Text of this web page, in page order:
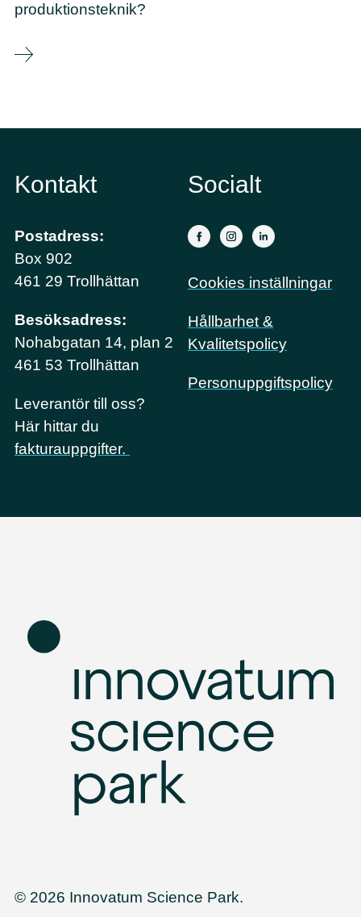
produktionsteknik?
Kontakt
Postadress:
Box 902
461 29 Trollhättan
Besöksadress:
Nohabgatan 14, plan 2
461 53 Trollhättan
Leverantör till oss?
Här hittar du
fakturauppgifter.
Socialt
Cookies inställningar
Hållbarhet &
Kvalitetspolicy
Personuppgiftspolicy
© 2026 Innovatum Science Park.